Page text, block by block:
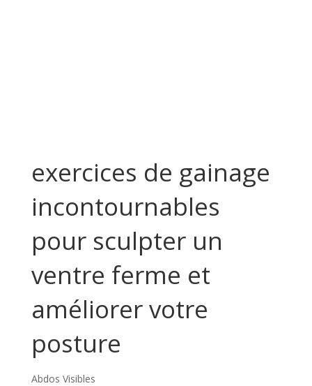
exercices de gainage
incontournables
pour sculpter un
ventre ferme et
améliorer votre
posture
Abdos Visibles